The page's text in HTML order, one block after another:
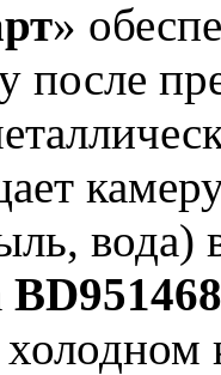
»
после
вода)
холодном